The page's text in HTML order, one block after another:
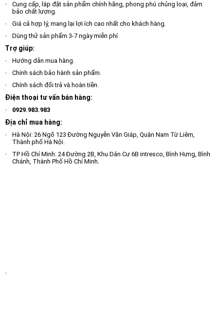
Cung cấp, lắp đặt sản phẩm chính hãng, phong phú chủng loại, đảm
bảo chất lượng.
Giá cả hợp lý, mang lại lợi ích cao nhất cho khách hàng.
Dùng thử sản phẩm 3-7 ngày miễn phí
Trợ giúp:
Hướng dẫn mua hàng.
Chính sách bảo hành sản phẩm.
Chính sách đổi trả và hoàn tiền.
Điện thoại tư vấn bán hàng:
0929.983.983
Địa chỉ mua hàng:
Hà Nội: 26 Ngõ 123 Đường Nguyễn Văn Giáp, Quận Nam Từ Liêm,
Thành phố Hà Nội.
TP Hồ Chí Minh: 24 Đường 2B, Khu Dân Cư 6B intresco, Bình Hưng, Bình
Chánh, Thành Phố Hồ Chí Minh.